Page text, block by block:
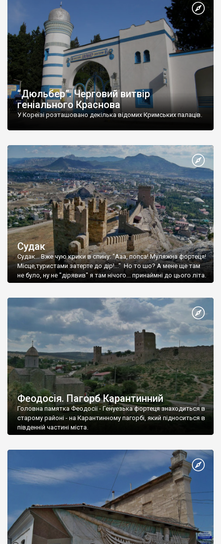
“Дюльбер”. Черговий витвір
геніального Краснова
У Кореїзі розташовано декілька відомих Кримських палаців.
Судак
Судак... Вже чую крики в спину: "Ааа, попса! Муляжна фортеця!
Місце,туристами затерте до дір!..." Но то шо? А мене ще там
не було, ну не "дірявив" я там нічого... принаймні до цього літа.
Феодосія. Пагорб Карантинний
Головна памятка Феодосії - Генуезька фортеця знаходиться в
старому районі - на Карантинному пагорбі, який підноситься в
південній частині міста.